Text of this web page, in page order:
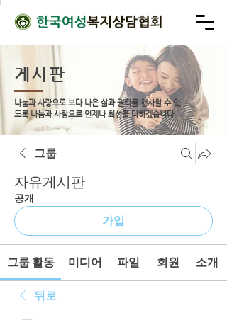
게시판
나눔과 사랑으로 보다 나은 삶과 권리를 행사할 수 있
도록 나눔과 사랑으로 언제나 최선을 다하겠습니다.
그룹
자유게시판
공개
가입
그룹 활동 미디어 파일 회원 소개
뒤로